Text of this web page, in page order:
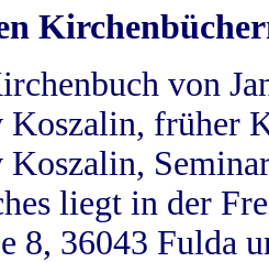
von
Koszalin, früher
Koszalin,
liegt in der
8, 36043 Fulda